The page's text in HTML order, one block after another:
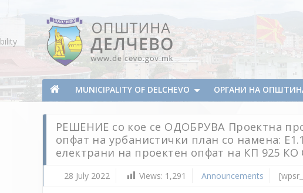
Municipality of Delchevo
Municipality of Delchevo
MUNICIPALITY OF DELCHEVO ОРГАНИ НА
РЕШЕНИЕ со кое се ОДОБРУВА Проектна
опфат на урбанистички план со намена:
електрани на проектен опфат на КП 925
28 July 2022 Views: 1,291 Announcements